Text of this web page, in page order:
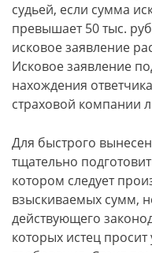
судьей, если сумма
превышает 50 тыс.
исковое заявление
Исковое заявление
нахождения
страховой компании
Для быстрого
тщательно
котором следует
взыскиваемых сумм,
действующего
которых истец